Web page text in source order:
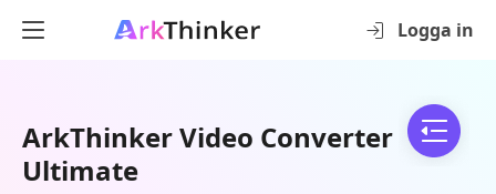
Logga in
ArkThinker Video Converter
Ultimate